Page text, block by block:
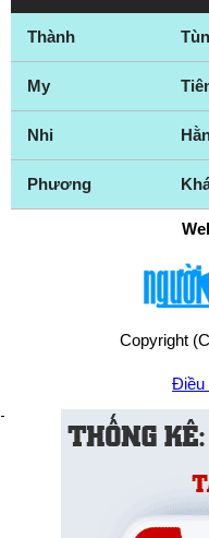
Thành
My
Nhi
Phương
Copyright
Điều
Chính